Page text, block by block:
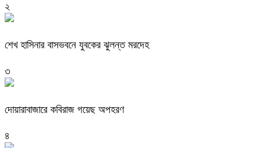
২
শেখ হাসিনার বাসভবনে যুবকের ঝুলন্ত মরদেহ
৩
দোয়ারাবাজারে কবিরাজ গয়েছ অপহরণ
৪